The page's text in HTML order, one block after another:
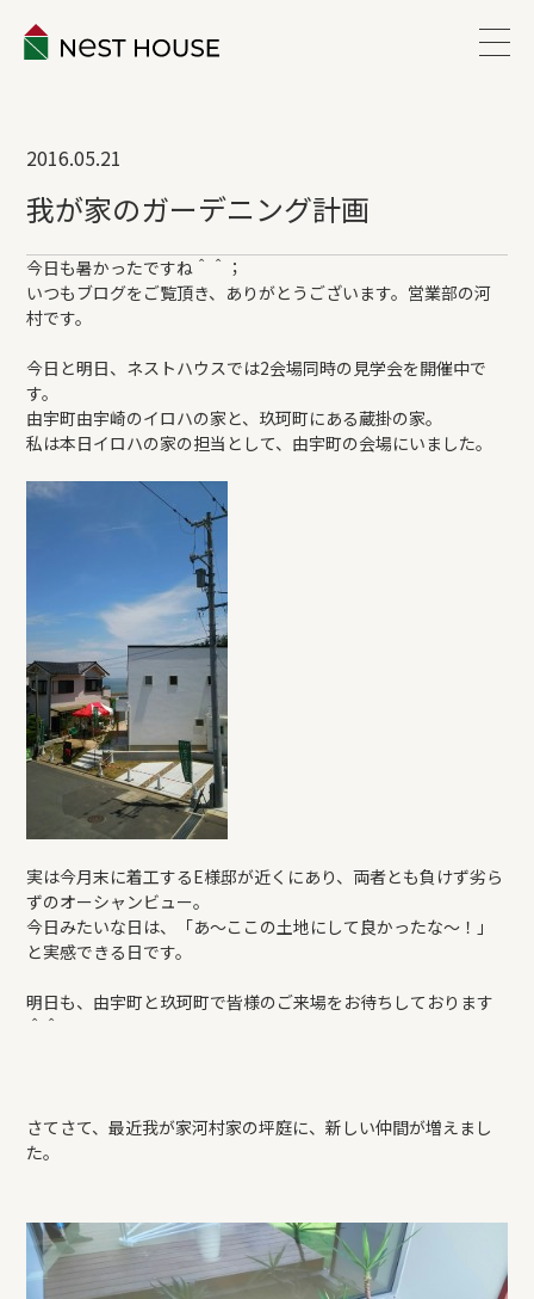
ABOUT
WORKS
VOICE
ESTATE
BLOG
COMPANY
モデルハウス来場予約
新築住宅のお問い合わせ
リフォームのお問い合わせ
2016.05.21
我が家のガーデニング計画
今日も暑かったですね＾＾；
いつもブログをご覧頂き、ありがとうございます。営業部の河
村です。
今日と明日、ネストハウスでは2会場同時の見学会を開催中で
す。
由宇町由宇崎のイロハの家と、玖珂町にある蔵掛の家。
私は本日イロハの家の担当として、由宇町の会場にいました。
実は今月末に着工するE様邸が近くにあり、両者とも負けず劣ら
ずのオーシャンビュー。
今日みたいな日は、「あ～ここの土地にして良かったな～！」
と実感できる日です。
明日も、由宇町と玖珂町で皆様のご来場をお待ちしております
＾＾
さてさて、最近我が家河村家の坪庭に、新しい仲間が増えまし
た。